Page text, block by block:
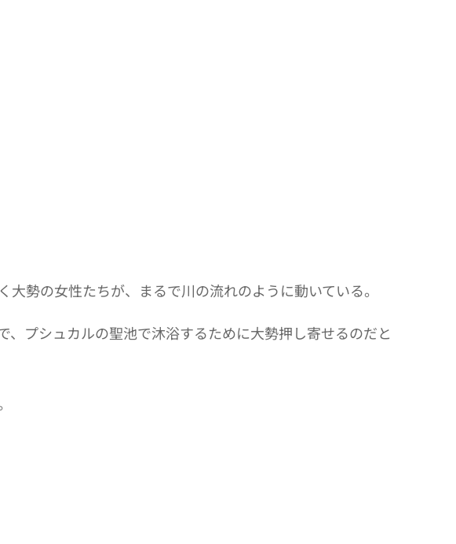
勢の女性たちが、まるで川の流れのように動いている。
プシュカルの聖池で沐浴するために大勢押し寄せるのだと